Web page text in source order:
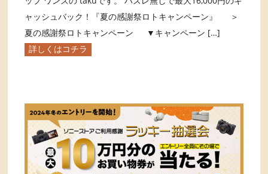
ャッシュバック！『夏の感謝祭ロトキャンペーン』 ＞
夏の感謝祭ロトキャンペーン ▼キャンペーン […]
詳しくはコチラ